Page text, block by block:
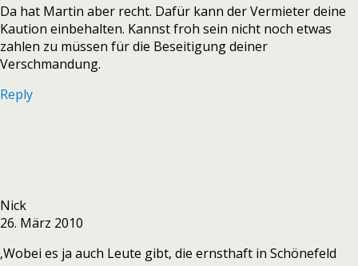
Da hat Martin aber recht. Dafür kann der Vermieter deine
Kaution einbehalten. Kannst froh sein nicht noch etwas
zahlen zu müssen für die Beseitigung deiner
Verschmandung.
Reply
Nick
26. März 2010
‚Wobei es ja auch Leute gibt, die ernsthaft in Schönefeld